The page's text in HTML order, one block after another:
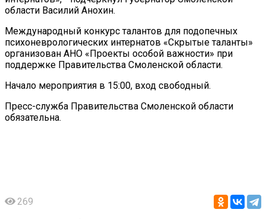
области Василий Анохин.
Международный конкурс талантов для подопечных
психоневрологических интернатов «Скрытые таланты»
организован АНО «Проекты особой важности» при
поддержке Правительства Смоленской области.
Начало мероприятия в 15:00, вход свободный.
Пресс-служба Правительства Смоленской области
обязательна.
269